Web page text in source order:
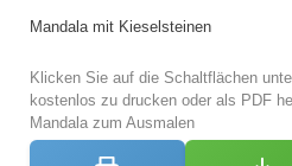
Mandala mit Kieselsteinen
Klicken Sie auf die Schaltflächen
kostenlos zu drucken oder als PDF
Mandala zum Ausmalen